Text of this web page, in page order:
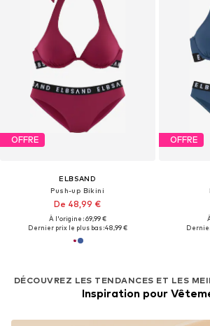
OFFRE
ELBSAND
Push-up Bikini
De 48,99 €
À l'origine : 69,99 €
Dernier prix le plus bas :48,99 €
OFFRE
DÉCOUVREZ LES TENDANCES ET LES
Inspiration pour